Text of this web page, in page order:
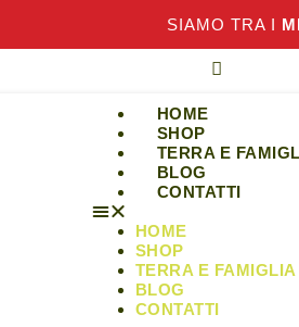
SIAMO TRA I
HOME
SHOP
TERRA E
BLOG
CONTATTI
HOME
SHOP
TERRA E FAMIGLIA
BLOG
CONTATTI